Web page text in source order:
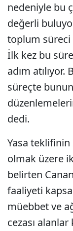
nedeniyle bu
değerli
toplum süreci
İlk kez bu
adım
süreçte
dedi.
Yasa teklifinin
olmak üzere
belirten
faaliyeti
müebbet ve
cezası alanlar